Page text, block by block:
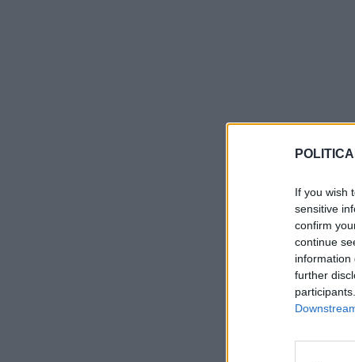
If you wish
sensitive
confirm
continue
information
further